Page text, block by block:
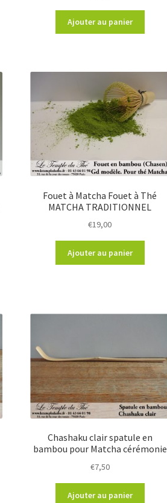
Ajouter au panier
Fouet à Matcha Fouet à Thé
MATCHA TRADITIONNEL
€19,00
Ajouter au panier
Chashaku clair spatule en
bambou pour Matcha cérémonie
€7,50
Ajouter au panier